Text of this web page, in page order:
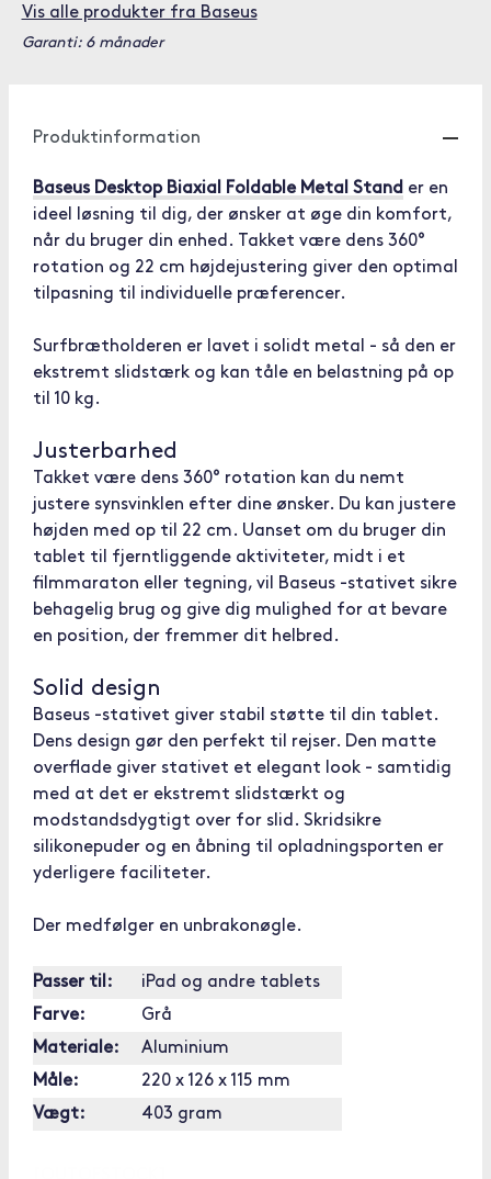
Vis alle produkter fra Baseus
Garanti: 6 månader
Produktinformation
Baseus Desktop Biaxial Foldable Metal Stand er en
ideel løsning til dig, der ønsker at øge din komfort,
når du bruger din enhed. Takket være dens 360°
rotation og 22 cm højdejustering giver den optimal
tilpasning til individuelle præferencer.
Surfbrætholderen er lavet i solidt metal - så den er
ekstremt slidstærk og kan tåle en belastning på op
til 10 kg.
Justerbarhed
Takket være dens 360° rotation kan du nemt
justere synsvinklen efter dine ønsker. Du kan justere
højden med op til 22 cm. Uanset om du bruger din
tablet til fjerntliggende aktiviteter, midt i et
filmmaraton eller tegning, vil Baseus -stativet sikre
behagelig brug og give dig mulighed for at bevare
en position, der fremmer dit helbred.
Solid design
Baseus -stativet giver stabil støtte til din tablet.
Dens design gør den perfekt til rejser. Den matte
overflade giver stativet et elegant look - samtidig
med at det er ekstremt slidstærkt og
modstandsdygtigt over for slid. Skridsikre
silikonepuder og en åbning til opladningsporten er
yderligere faciliteter.
Der medfølger en unbrakonøgle.
Passer til:
iPad og andre tablets
Farve:
Grå
Materiale:
Aluminium
Måle:
220 x 126 x 115 mm
Vægt:
403 gram